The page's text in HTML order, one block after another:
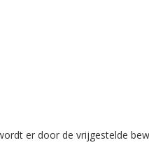
er door de vrijgestelde